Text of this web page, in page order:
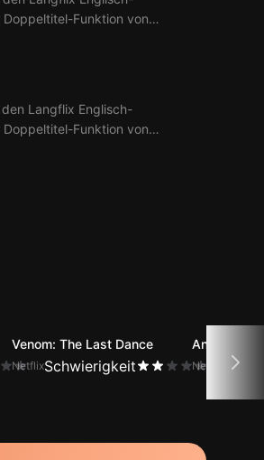
Funktion von
Langflix Englisch-
Funktion von
Venom: The Last Dance
NetflixSchwierigkeit
Anne with
Netflix